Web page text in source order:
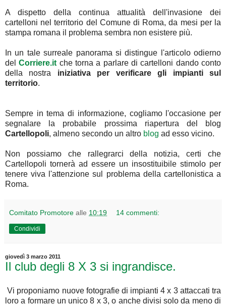
A dispetto della continua attualità dell'invasione dei
cartelloni nel territorio del Comune di Roma, da mesi per la
stampa romana il problema sembra non esistere più.
In un tale surreale panorama si distingue l'articolo odierno
delCorriere.it che torna a parlare di cartelloni dando conto
della nostra iniziativa per verificare gli impianti sul
territorio.
Sempre in tema di informazione, cogliamo l'occasione per
segnalare la probabile prossima riapertura del blog
Cartellopoli, almeno secondo un altro blog ad esso vicino.
Non possiamo che rallegrarci della notizia, certi che
Cartellopoli tornerà ad essere un insostituibile stimolo per
tenere viva l'attenzione sul problema della cartellonistica a
Roma.
Comitato Promotore alle 10:19 14 commenti:
Condividi
giovedì 3 marzo 2011
Il club degli 8 X 3 si ingrandisce.
Vi proponiamo nuove fotografie di impianti 4 x 3 attaccati tra
loro a formare un unico 8 x 3, o anche divisi solo da meno di